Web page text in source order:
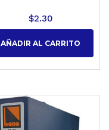
$2.30
AÑADIR AL CARRITO